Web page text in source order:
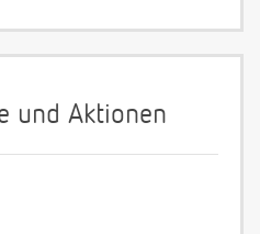
und Aktionen